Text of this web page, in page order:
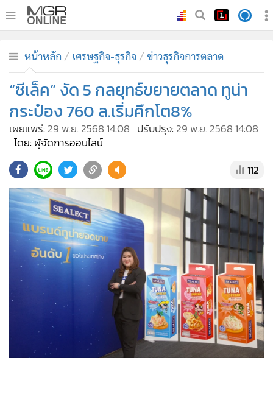
ทันเหตุการณ์
• ภาคใต้
ภูมิภาค
Online Section
บันเทิง
• ผู้จัดการรายวัน
• คอลัมนิสต์
• ละคร
CbizReview
Cyber BIZ
ผู้จัดกวน
Good health & Well-being
•
Green Innovation & SD
Management & HR
MGR Live
Infographic
หน้าหลัก เศรษฐกิจ-ธุรกิจ ข่าวธุรกิจการตลาด
“ซีเล็ค” งัด 5 กลยุทธ์ขยายตลาด ทูน่า
กระป๋อง 760 ล.เริ่มคึกโต8%
เผยแพร่: 29 พ.ย. 2568 14:08 ปรับปรุง: 29 พ.ย. 2568 14:08
โดย: ผู้จัดการออนไลน์
112